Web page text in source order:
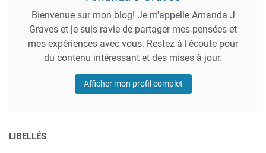
Bienvenue sur mon blog! Je m'appelle Amanda J
Graves et je suis ravie de partager mes pensées et
mes expériences avec vous. Restez à l'écoute pour
du contenu intéressant et des mises à jour.
Afficher mon profil complet
LIBELLÉS